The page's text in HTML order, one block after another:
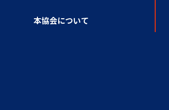
本協会について